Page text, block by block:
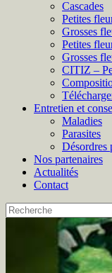
Cascades
Petites
Grosses
Petites
Grosses
CITIZ –
Entretien et
Maladies
Parasites
Désordres
Nos partenaires
Actualités
Contact